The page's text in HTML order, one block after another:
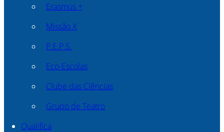
Erasmus +
Missão X
P.E.P.S.
Eco-Escolas
Clube das Ciências
Grupo de Teatro
Qualifica